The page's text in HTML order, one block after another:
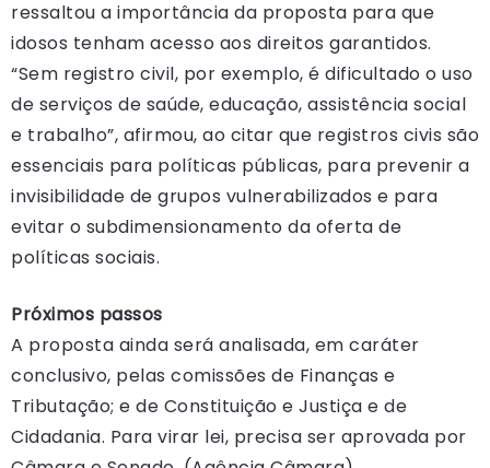
ressaltou a importância da proposta para que
idosos tenham acesso aos direitos garantidos.
“Sem registro civil, por exemplo, é dificultado o uso
de serviços de saúde, educação, assistência social
e trabalho”, afirmou, ao citar que registros civis são
essenciais para políticas públicas, para prevenir a
invisibilidade de grupos vulnerabilizados e para
evitar o subdimensionamento da oferta de
políticas sociais.
Próximos passos
A proposta ainda será analisada, em caráter
conclusivo, pelas comissões de Finanças e
Tributação; e de Constituição e Justiça e de
Cidadania. Para virar lei, precisa ser aprovada por